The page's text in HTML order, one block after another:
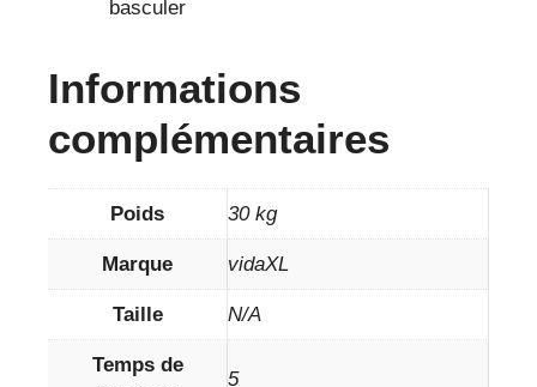
basculer
Informations
complémentaires
Poids 30 kg
Marque vidaXL
Taille N/A
Temps de
5